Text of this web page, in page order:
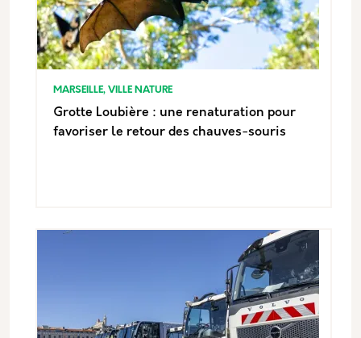
MARSEILLE, VILLE NATURE
Grotte Loubière : une renaturation pour
favoriser le retour des chauves-souris